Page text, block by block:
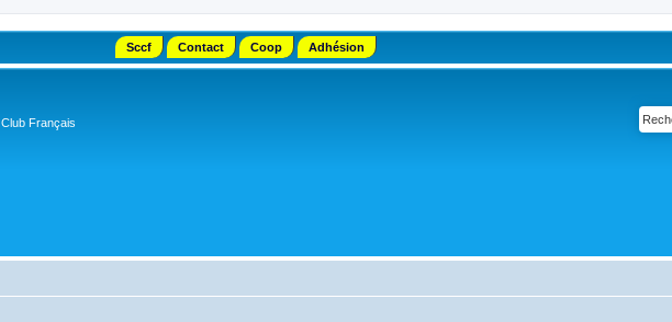
Sccf Contact Coop Adhésion
Français